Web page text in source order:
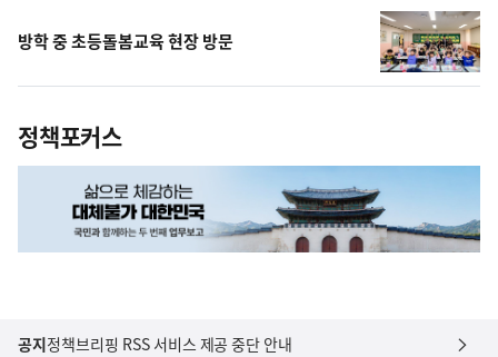
방학 중 초등돌봄교육 현장 방문
정책포커스
공지정책브리핑 RSS 서비스 제공 중단 안내